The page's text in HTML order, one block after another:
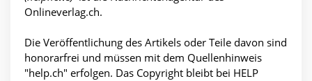
Onlineverlag.ch.
Die Veröffentlichung des Artikels oder Teile davon sind
honorar­frei und müssen mit dem Quellenhinweis
"help.ch" erfolgen. Das Copyright bleibt bei HELP